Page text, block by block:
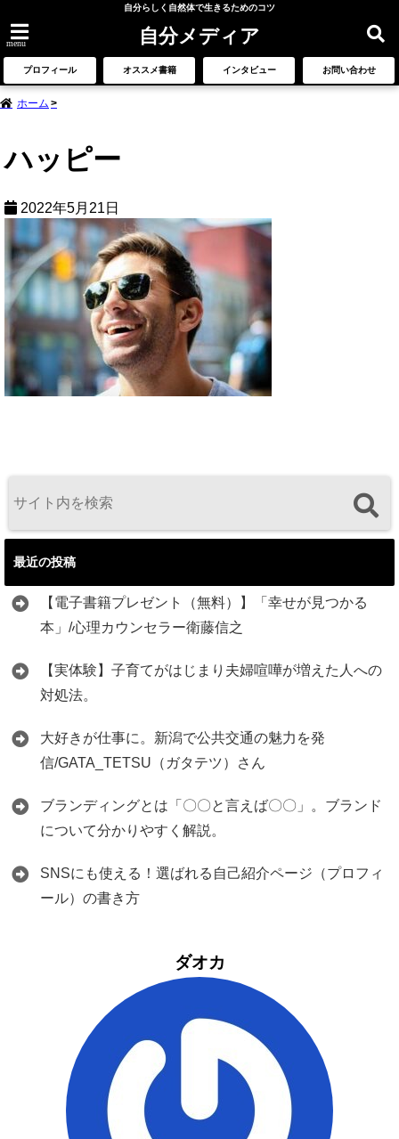
自分らしく自然体で生きるためのコツ
menu 自分メディア
プロフィール オススメ書籍 インタビュー お問い合わせ
ホーム
ハッピー
2022年5月21日
最近の投稿
【電子書籍プレゼント（無料）】「幸せが見つかる
本」/心理カウンセラー衛藤信之
【実体験】子育てがはじまり夫婦喧嘩が増えた人への
対処法。
大好きが仕事に。新潟で公共交通の魅力を発
信/GATA_TETSU（ガタテツ）さん
ブランディングとは「〇〇と言えば〇〇」。ブランド
について分かりやすく解説。
SNSにも使える！選ばれる自己紹介ページ（プロフィ
ール）の書き方
ダオカ